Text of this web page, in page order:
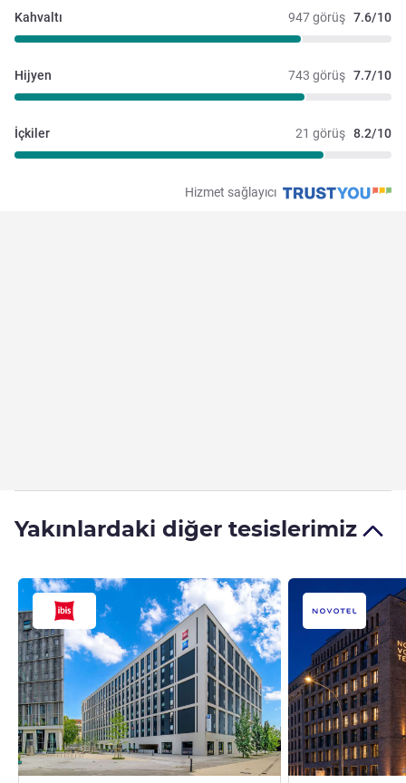
947 görüş 7.6/10
Kahvaltı
743 görüş 7.7/10
Hijyen
21 görüş 8.2/10
İçkiler
Hizmet sağlayıcı
Yakınlardaki diğer tesislerimiz